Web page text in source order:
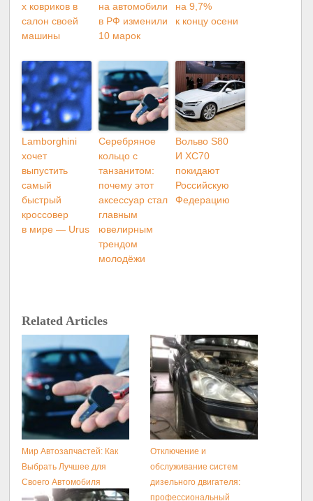
х ковриков в
салон своей
машины
на автомобили
в РФ изменили
10 марок
на 9,7%
к концу осени
Lamborghini
хочет
выпустить
самый
быстрый
кроссовер
в мире — Urus
Серебряное
кольцо с
танзанитом:
почему этот
аксессуар стал
главным
ювелирным
трендом
молодёжи
Вольво S80
И XC70
покидают
Российскую
Федерацию
Related Articles
Мир Автозапчастей: Как
Выбрать Лучшее для
Своего Автомобиля
Отключение и
обслуживание систем
дизельного двигателя:
профессиональный